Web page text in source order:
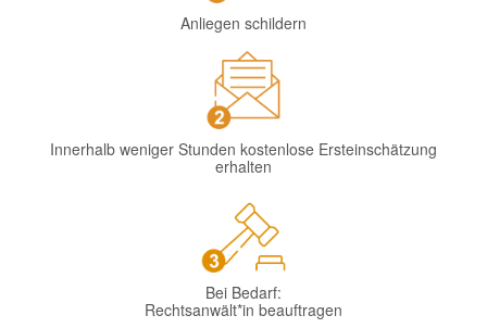
Anliegen schildern
Innerhalb weniger Stunden kostenlose Ersteinschätzung
erhalten
Bei Bedarf:
Rechtsanwält*in beauftragen